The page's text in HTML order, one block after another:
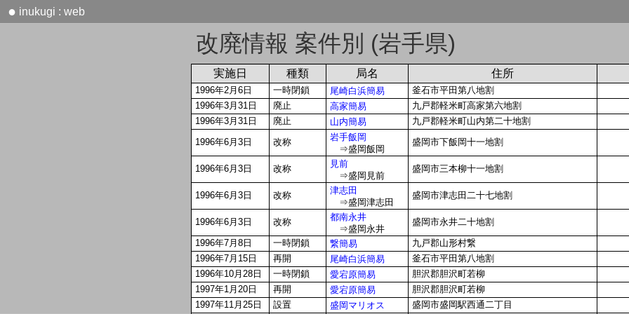
● inukugi : web
改廃情報 案件別 (岩手県)
実施日 種類 局名 住所
1996年2月6日 一時閉鎖 尾崎白浜簡易
釜石市平田第八地割
1996年3月31日
廃止 高家簡易
九戸郡軽米町高家第六地割
1996年3月31日
廃止 山内簡易
九戸郡軽米町山内第二十地割
1996年6月3日
改称
岩手飯岡
⇒盛岡飯岡
盛岡市下飯岡十一地割
1996年6月3日 改称
見前
⇒盛岡見前
盛岡市三本柳十一地割
1996年6月3日 改称
津志田
⇒盛岡津志田
盛岡市津志田二十七地割
1996年6月3日 改称
都南永井
⇒盛岡永井
盛岡市永井二十地割
1996年7月8日
一時閉鎖 繋簡易
九戸郡山形村繋
1996年7月15日
再開 尾崎白浜簡易
釜石市平田第八地割
1996年10月28日
一時閉鎖 愛宕原簡易
胆沢郡胆沢町若柳
1997年1月20日
再開 愛宕原簡易
胆沢郡胆沢町若柳
1997年11月25日
設置 盛岡マリオス 盛岡市盛岡駅西通二丁目